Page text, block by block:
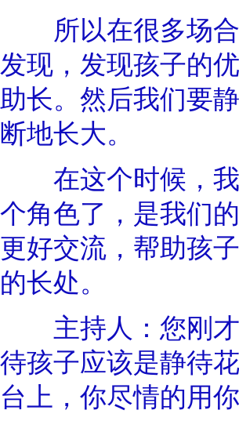
所以在很多场合
发现，发现孩子的
助长。然后我们要
断地长大。
在这个时候，我
个角色了，是我们
更好交流，帮助孩
的长处。
主持人：您刚才
待孩子应该是静待
台上，你尽情的用